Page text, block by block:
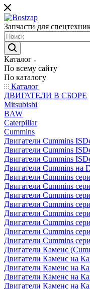
Запчасти для
Каталог
По всему сайту
По каталогу
Каталог
ДВИГАТЕЛИ В СБОРЕ
Mitsubishi
BAW
Caterpillar
Cummins
Двигатели Cummins
Двигатели Cummins
Двигатели Cummins
Двигатели Cummins на
Двигатели Cummins
Двигатели Cummins
Двигатели Cummins
Двигатели Cummins
Двигатели Cummins
Двигатели Cummins
Двигатели Cummins
Двигатели Cummins
Двигатели Каменс
Двигатели Каменс на
Двигатели Каменс на
Двигатели Каменс на
Двигатели Каменс на